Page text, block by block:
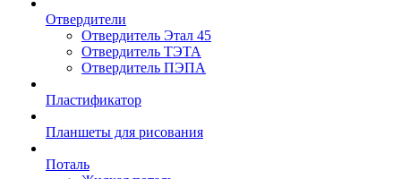
Отвердители
Отвердитель Этал 45
Отвердитель ТЭТА
Отвердитель ПЭПА
Пластификатор
Планшеты для рисования
Поталь